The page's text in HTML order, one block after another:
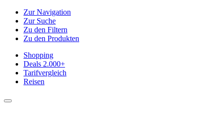
Zur Navigation
Zur Suche
Zu den Filtern
Zu den Produkten
Shopping
Deals 2.000+
Tarifvergleich
Reisen